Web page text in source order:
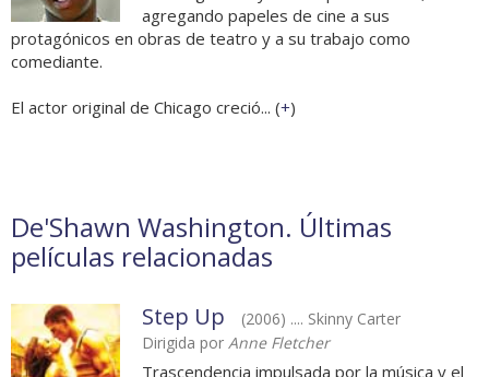
agregando papeles de cine a sus
protagónicos en obras de teatro y a su trabajo como
comediante.
El actor original de Chicago creció... (+)
De'Shawn Washington. Últimas
películas relacionadas
Step Up
(2006) .... Skinny Carter
Dirigida por Anne Fletcher
Trascendencia impulsada por la música y el